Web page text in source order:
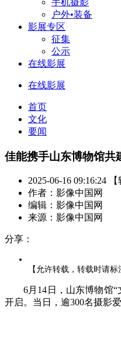
手机摄影
户外•装备
影展专区
征集
公示
在线影展
在线影展
首页
文化
要闻
佳能携手山东博物馆共
2025-06-16 09:16:24 【
作者：影像中国网
编辑：影像中国网
来源：影像中国网
分享：
【允许转载，转载时请标
6月14日，山东博物馆
开启。当日，逾300名摄影